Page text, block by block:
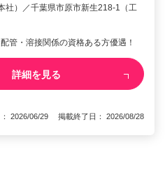
社）／千葉県市原市新生218-1（工
・溶接関係の資格ある方優遇！
詳細を見る
： 2026/06/29 掲載終了日： 2026/08/28